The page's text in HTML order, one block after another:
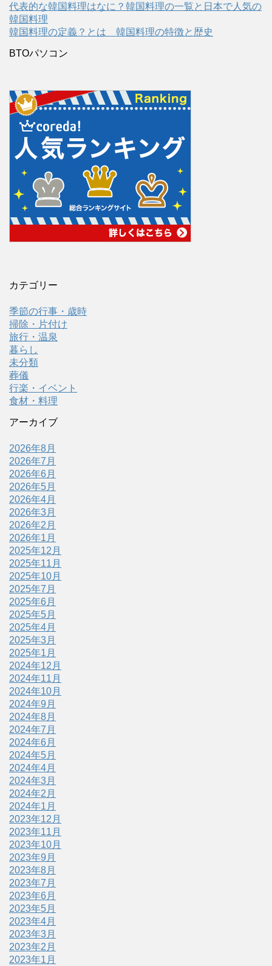
代表的な韓国料理はなに？韓国料理の一覧と日本で人気の
韓国料理
韓国料理の定義？とは 韓国料理の特徴と歴史
BTOパソコン
カテゴリー
季節の行事・歳時
掃除・片付け
旅行・温泉
暮らし
未分類
葬儀
行楽・イベント
食材・料理
アーカイブ
2026年8月
2026年7月
2026年6月
2026年5月
2026年4月
2026年3月
2026年2月
2026年1月
2025年12月
2025年11月
2025年10月
2025年7月
2025年6月
2025年5月
2025年4月
2025年3月
2025年1月
2024年12月
2024年11月
2024年10月
2024年9月
2024年8月
2024年7月
2024年6月
2024年5月
2024年4月
2024年3月
2024年2月
2024年1月
2023年12月
2023年11月
2023年10月
2023年9月
2023年8月
2023年7月
2023年6月
2023年5月
2023年4月
2023年3月
2023年2月
2023年1月